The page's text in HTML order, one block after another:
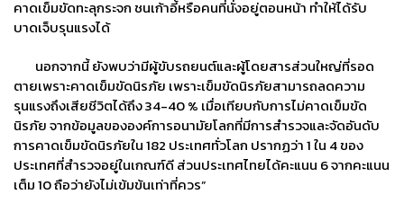
คาดเข็มขัดทะลุกระจก ชนเก้าอี้หรือคนที่นั่งอยู่ตอนหน้า ทำให้ได้รับ
บาดเจ็บรุนแรงได้
นอกจากนี้ ยังพบว่ามีผู้ขับรถยนต์และผู้โดยสารส่วนใหญ่ที่รอด
ตายเพราะคาดเข็มขัดนิรภัย เพราะเข็มขัดนิรภัยสามารถลดความ
รุนแรงถึงเสียชีวิตได้ถึง 34-40 % เมื่อเทียบกับการไม่คาดเข็มขัด
นิรภัย จากข้อมูลขององค์การอนามัยโลกที่มีการสำรวจและจัดอันดับ
การคาดเข็มขัดนิรภัยใน 182 ประเทศทั่วโลก ปรากฏว่า 1 ใน 4 ของ
ประเทศที่สำรวจอยู่ในเกณฑ์ดี ส่วนประเทศไทยได้คะแนน 6 จากคะแนน
เต็ม 10 ถือว่ายังไม่เข้มข้นเท่าที่ควร”